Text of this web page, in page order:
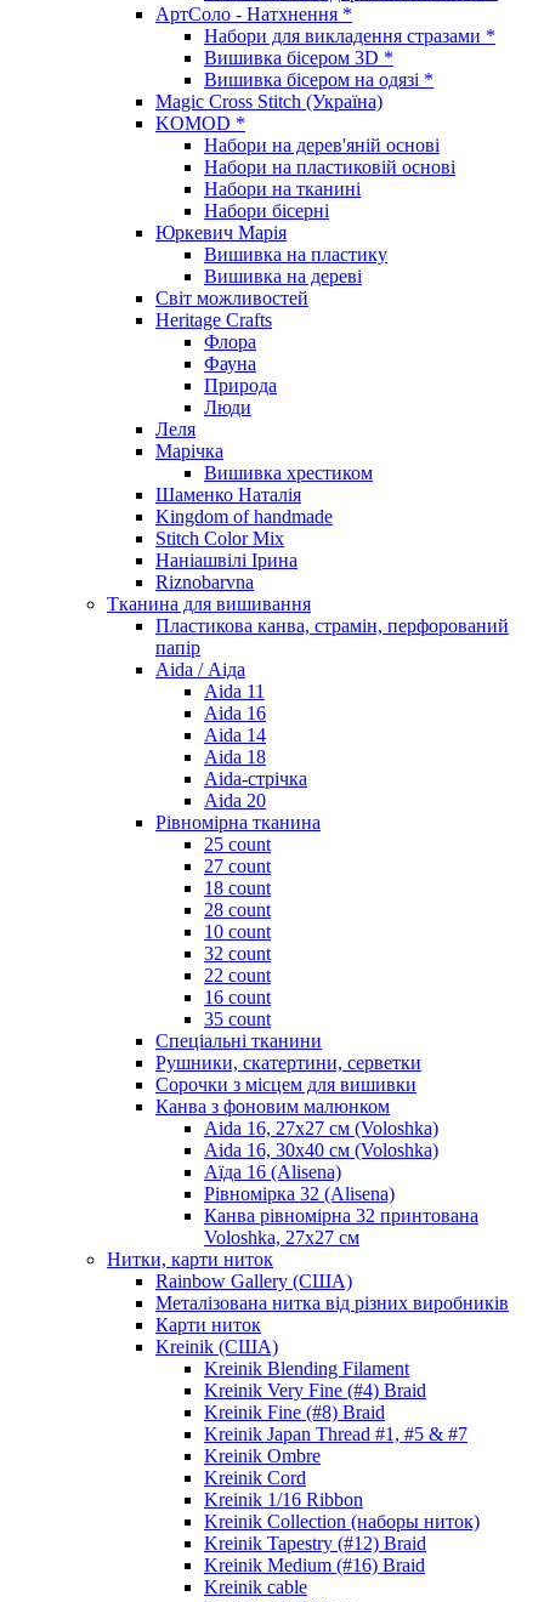
АртСоло - Натхнення *
Набори для викладення стразами *
Вишивка бісером 3D *
Вишивка бісером на одязі *
Magic Cross Stitch (Україна)
KOMOD *
Набори на дерев'яній основі
Набори на пластиковій основі
Набори на тканині
Набори бісерні
Юркевич Марія
Вишивка на пластику
Вишивка на дереві
Світ можливостей
Heritage Crafts
Флора
Фауна
Природа
Люди
Леля
Марічка
Вишивка хрестиком
Шаменко Наталія
Kingdom of handmade
Stitch Color Mix
Наніашвілі Ірина
Riznobarvna
Тканина для вишивання
Пластикова канва, страмін, перфорований
папір
Aida / Аіда
Aida 11
Aida 16
Aida 14
Aida 18
Aida-стрічка
Aida 20
Рівномірна тканина
25 count
27 count
18 count
28 count
10 count
32 count
22 count
16 count
35 count
Спеціальні тканини
Рушники, скатертини, серветки
Сорочки з місцем для вишивки
Канва з фоновим малюнком
Aida 16, 27х27 см (Voloshka)
Aida 16, 30х40 см (Voloshka)
Аїда 16 (Alisena)
Рівномірка 32 (Alisena)
Канва рівномірна 32 принтована
Voloshka, 27х27 см
Нитки, карти ниток
Rainbow Gallery (США)
Металізована нитка від різних виробників
Карти ниток
Kreinik (США)
Kreinik Blending Filament
Kreinik Very Fine (#4) Braid
Kreinik Fine (#8) Braid
Kreinik Japan Thread #1, #5 & #7
Kreinik Ombre
Kreinik Cord
Kreinik 1/16 Ribbon
Kreinik Collection (наборы ниток)
Kreinik Tapestry (#12) Braid
Kreinik Medium (#16) Braid
Kreinik cable